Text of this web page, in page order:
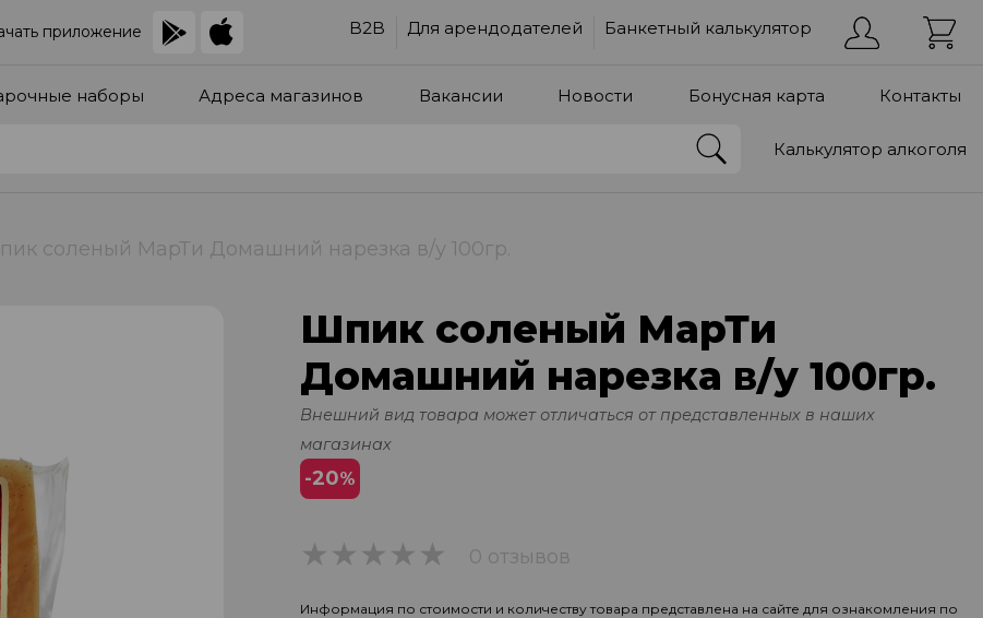
приложение B2B Для арендодателей Банкетный калькулятор
наборы Адреса магазинов Вакансии Новости Бонусная карта Контакты
Калькулятор алкоголя
соленый МарТи Домашний нарезка в/у 100гр.
Шпик соленый МарТи
Домашний нарезка в/у 100гр.
Внешний вид товара может отличаться от представленных в наших
магазинах
-20%
0 отзывов
Информация по стоимости и количеству товара представлена на сайте для ознакомления по